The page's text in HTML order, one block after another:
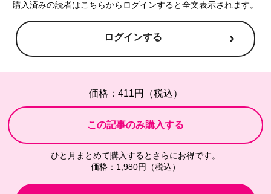
購入済みの読者はこちらからログインすると全文表示されます。
ログインする
価格：411円（税込）
ひと月まとめて購入するとさらにお得です。
価格：1,980円（税込）